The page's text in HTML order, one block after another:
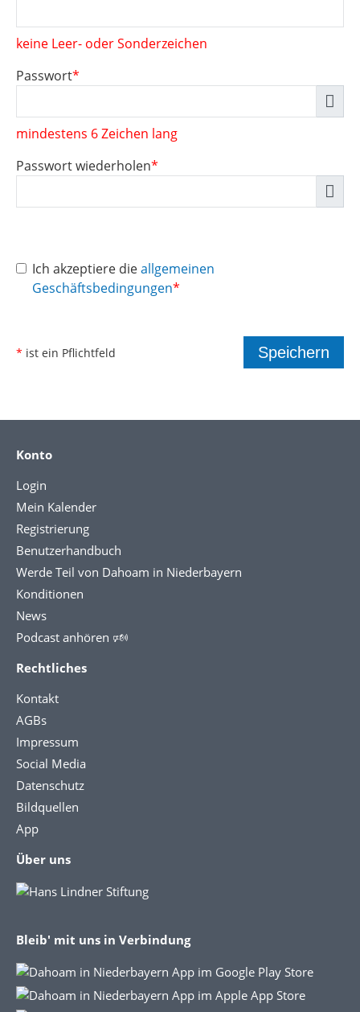
keine Leer- oder Sonderzeichen
Passwort*
mindestens 6 Zeichen lang
Passwort wiederholen*
Ich akzeptiere dieallgemeinen
Geschäftsbedingungen*
* ist ein Pflichtfeld
Konto
Login
Mein Kalender
Registrierung
Benutzerhandbuch
Werde Teil von Dahoam in Niederbayern
Konditionen
News
Podcast anhören 🕬
Rechtliches
Kontakt
AGBs
Impressum
Social Media
Datenschutz
Bildquellen
App
Über uns
Bleib' mit uns in Verbindung